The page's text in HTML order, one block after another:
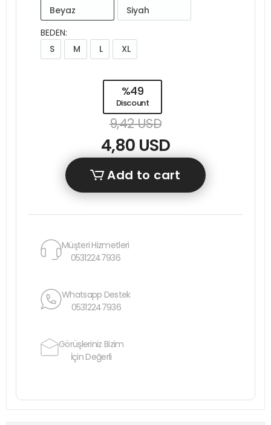
Beyaz
Siyah
BEDEN:
S
M L XL
%49
Discount
9,42 USD
4,80 USD
Add to cart
Müşteri Hizmetleri
05312247936
Whatsapp Destek
05312247936
Görüşleriniz Bizim
İçin Değerli